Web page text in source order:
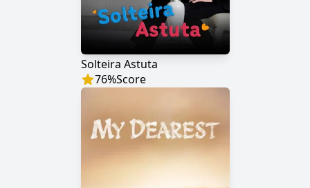
Solteira Astuta
76%Score